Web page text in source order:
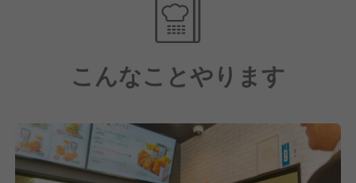
こんなことやります